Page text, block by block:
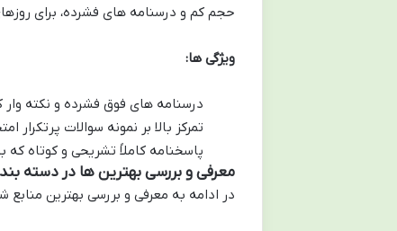
حجم کم و درسنامه های فشرده، برای
ویژگی ها:
درسنامه های فوق فشرده و نکته وار
تمرکز بالا بر نمونه سوالات
پاسخنامه کاملاً تشریحی و کوتاه
معرفی و بررسی بهترین ها در دسته
در ادامه به معرفی و بررسی بهترین منابع